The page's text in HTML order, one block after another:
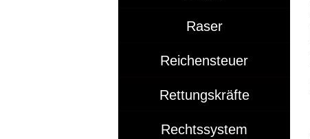
Raser
Reichensteuer
Rettungskräfte
Rechtssystem